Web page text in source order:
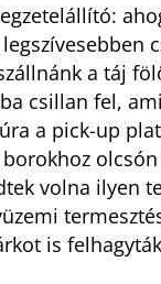
a táj
csillan fel,
a pick-up
volna ilyen
is